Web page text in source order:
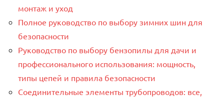
монтаж и уход
Полное руководство по выбору зимних шин для
безопасности
Руководство по выбору бензопилы для дачи и
профессионального использования: мощность,
типы цепей и правила безопасности
Соединительные элементы трубопроводов: все,